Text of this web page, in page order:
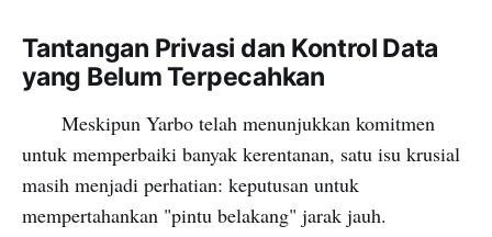
Tantangan Privasi dan Kontrol Data
yang Belum Terpecahkan
Meskipun Yarbo telah menunjukkan komitmen
untuk memperbaiki banyak kerentanan, satu isu krusial
masih menjadi perhatian: keputusan untuk
mempertahankan "pintu belakang" jarak jauh.